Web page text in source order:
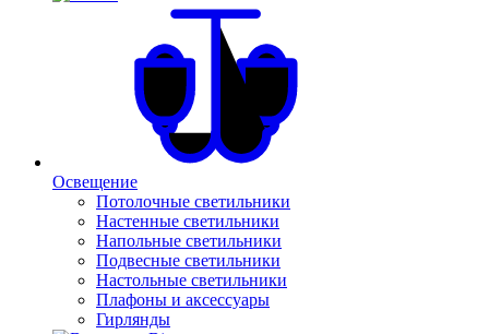
Освещение
Потолочные светильники
Настенные светильники
Напольные светильники
Подвесные светильники
Настольные светильники
Плафоны и аксессуары
Гирлянды